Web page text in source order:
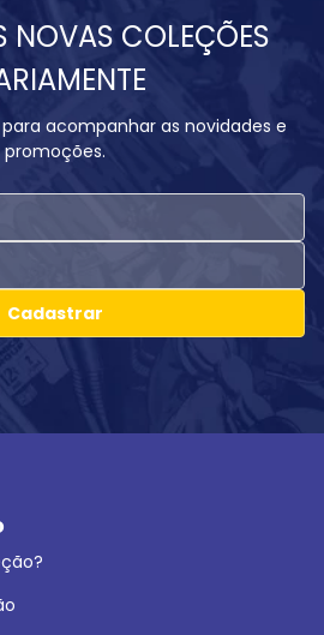
NOVAS COLEÇÕES
acompanhar as novidades e
promoções.
Cadastrar